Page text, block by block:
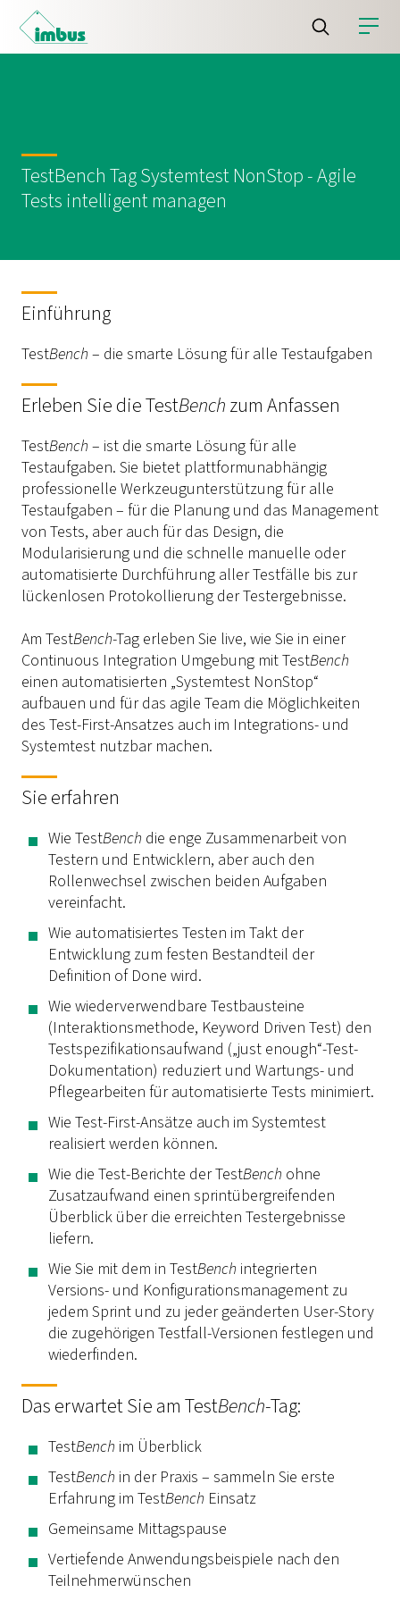
TestBench Tag Systemtest NonStop - Agile
Tests intelligent managen
Einführung
TestBench – die smarte Lösung für alle Testaufgaben
Erleben Sie die TestBenchzum Anfassen
TestBench – ist die smarte Lösung für alle
Testaufgaben. Sie bietet plattformunabhängig
professionelle Werkzeugunterstützung für alle
Testaufgaben – für die Planung und das Management
von Tests, aber auch für das Design, die
Modularisierung und die schnelle manuelle oder
automatisierte Durchführung aller Testfälle bis zur
lückenlosen Protokollierung der Testergebnisse.
Am TestBench-Tag erleben Sie live, wie Sie in einer
Continuous Integration Umgebung mit TestBench
einen automatisierten „Systemtest NonStop“
aufbauen und für das agile Team die Möglichkeiten
des Test-First-Ansatzes auch im Integrations- und
Systemtest nutzbar machen.
Sie erfahren
Wie TestBench die enge Zusammenarbeit von
Testern und Entwicklern, aber auch den
Rollenwechsel zwischen beiden Aufgaben
vereinfacht.
Wie automatisiertes Testen im Takt der
Entwicklung zum festen Bestandteil der
Definition of Done wird.
Wie wiederverwendbare Testbausteine
(Interaktionsmethode, Keyword Driven Test) den
Testspezifikationsaufwand („just enough“-Test-
Dokumentation) reduziert und Wartungs- und
Pflegearbeiten für automatisierte Tests minimiert.
Wie Test-First-Ansätze auch im Systemtest
realisiert werden können.
Wie die Test-Berichte der TestBench ohne
Zusatzaufwand einen sprintübergreifenden
Überblick über die erreichten Testergebnisse
liefern.
Wie Sie mit dem in TestBench integrierten
Versions- und Konfigurationsmanagement zu
jedem Sprint und zu jeder geänderten User-Story
die zugehörigen Testfall-Versionen festlegen und
wiederfinden.
Das erwartet Sie am TestBench-Tag:
TestBench im Überblick
TestBench in der Praxis – sammeln Sie erste
Erfahrung im TestBench Einsatz
Gemeinsame Mittagspause
Vertiefende Anwendungsbeispiele nach den
Teilnehmerwünschen